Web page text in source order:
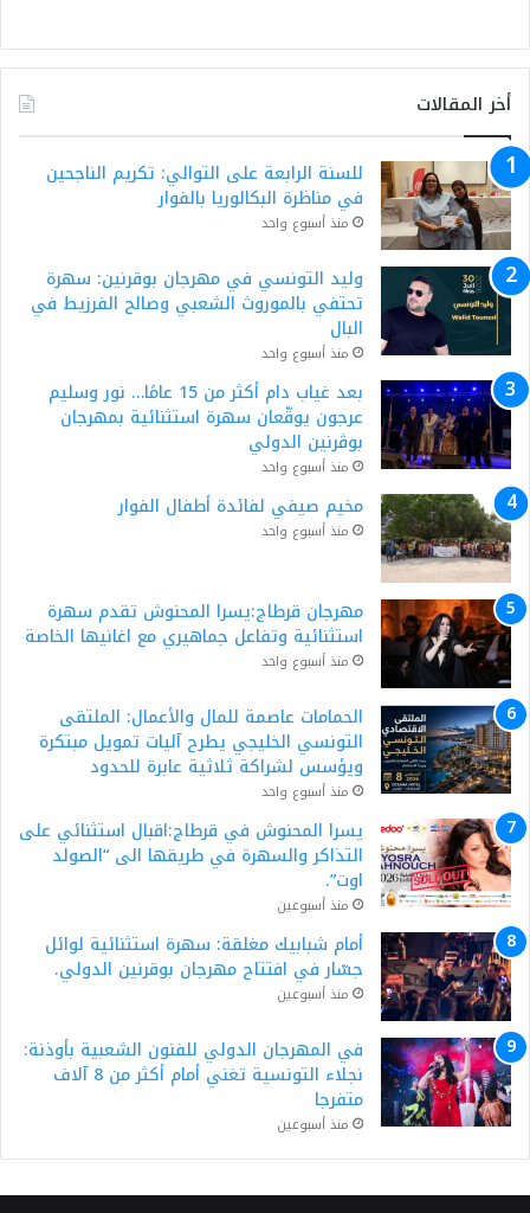
أخر المقالات
للسنة الرابعة على التوالي: تكريم الناجحين
في مناظرة البكالوريا بالفوار
منذ أسبوع واحد
وليد التونسي في مهرجان بوقرنين: سهرة
تحتفي بالموروث الشعبي وصالح الفرزيط في
البال
منذ أسبوع واحد
بعد غياب دام أكثر من 15 عامًا… نور وسليم
عرجون يوقّعان سهرة استثنائية بمهرجان
بوڨرنين الدولي
منذ أسبوع واحد
مخيم صيفي لفائدة أطفال الفوار
منذ أسبوع واحد
مهرجان قرطاج:يسرا المحنوش تقدم سهرة
استثنائية وتفاعل جماهيري مع اغانيها الخاصة
منذ أسبوع واحد
الحمامات عاصمة للمال والأعمال: الملتقى
التونسي الخليجي يطرح آليات تمويل مبتكرة
ويؤسس لشراكة ثلاثية عابرة للحدود
منذ أسبوع واحد
يسرا المحنوش في قرطاج:اقبال استثنائي على
التذاكر والسهرة في طريقها الى “الصولد
اوت”.
منذ أسبوعين
أمام شبابيك مغلقة: سهرة استثنائية لوائل
جسّار في افتتاح مهرجان بوقرنين الدولي.
منذ أسبوعين
في المهرجان الدولي للفنون الشعبية بأوذنة:
نجلاء التونسية تغني أمام أكثر من 8 آلاف
متفرجا
منذ أسبوعين